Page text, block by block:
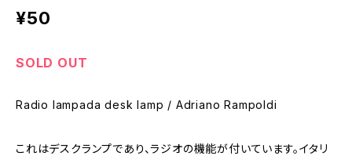
¥50
SOLD OUT
Radio lampada desk lamp / Adriano Rampoldi
これはデスクランプであり、ラジオの機能が付いています。イタリ